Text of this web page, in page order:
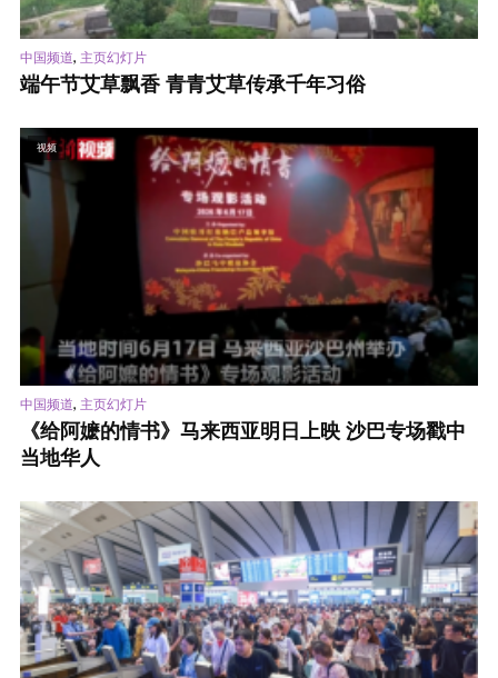
中国频道, 主页幻灯片
端午节艾草飘香 青青艾草传承千年习俗
视频
中国频道, 主页幻灯片
《给阿嬷的情书》马来西亚明日上映 沙巴专场戳中
当地华人